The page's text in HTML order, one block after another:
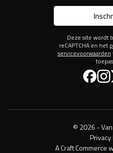
Deze site wordt
reCAPTCHA en het
servicevoorwaarden
© 2026 -
A Craft Commerce